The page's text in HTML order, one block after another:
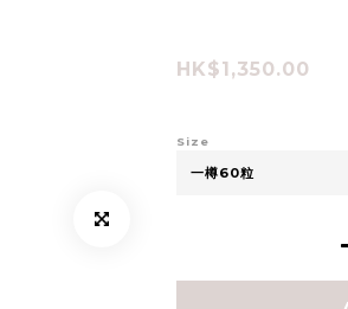
HK$1,350.00
Size